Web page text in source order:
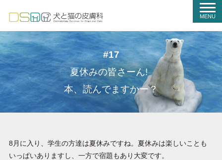
t
o
g
l
e
n
a
v
g
a
o
MENU
#17
夏休みの皆さーん!
本、読んでますかー？
8月に入り、学生の方達は夏休みですね。夏休みは楽しいことも
いっぱいありますし、一方で宿題もあり大変です。